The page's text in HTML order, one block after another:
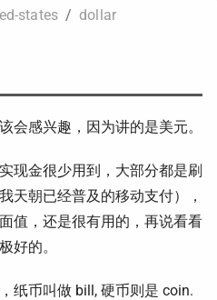
states / dollar
会感兴趣，因为讲的是美元。
现金很少用到，大部分都是刷
天朝已经普及的移动支付），
值，还是很有用的，再说看看
好的。
纸币叫做 bill, 硬币则是 coin.